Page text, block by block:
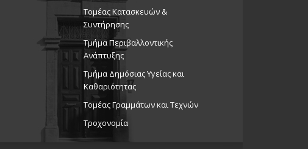
«Galaxy of Τalents Gala», 24/11/24
Εκδηλώσεις στο Δημοτικό Θέατρο
Δημοτικό Θέατρο Στροβόλου
«Galaxy of Τalents Gala», 24/11/24
Εκδηλώσεις στο Δημοτικό Θέατρο
Τομέας Κατασκευών &
Συντήρησης
Τμήμα Περιβαλλοντικής
Ανάπτυξης
Tμήμα Δημόσιας Υγείας και
Καθαριότητας
Τομέας Γραμμάτων και Τεχνών
Τροχονομία